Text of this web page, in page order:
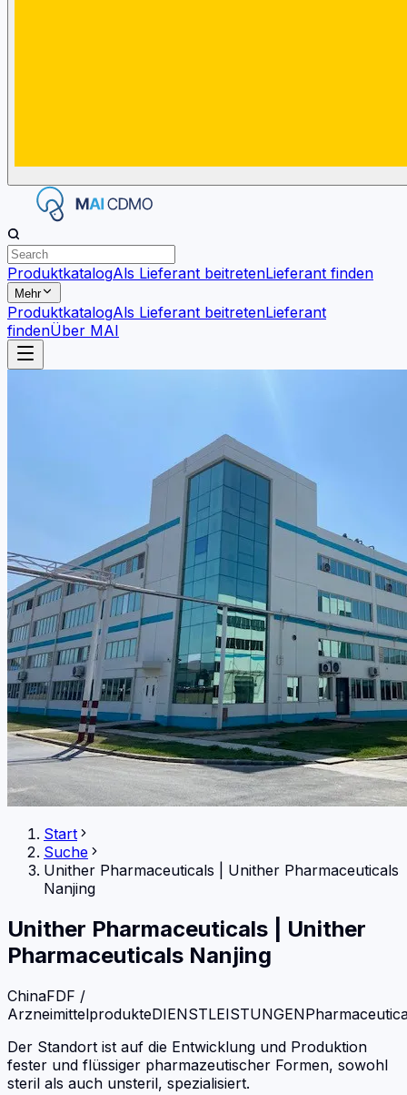
ProduktkatalogAls Lieferant beitretenLieferant finden
Mehr
ProduktkatalogAls Lieferant beitretenLieferant
findenÜber MAI
Start
Suche
Unither Pharmaceuticals
Unither Pharmaceuticals
Nanjing
Unither Pharmaceuticals
Unither
Pharmaceuticals Nanjing
ChinaFDF /
ArzneimittelprodukteDIENSTLEISTUNGEN
Der Standort ist auf die Entwicklung und Produktion
fester und flüssiger pharmazeutischer Formen, sowohl
steril als auch unsteril, spezialisiert.